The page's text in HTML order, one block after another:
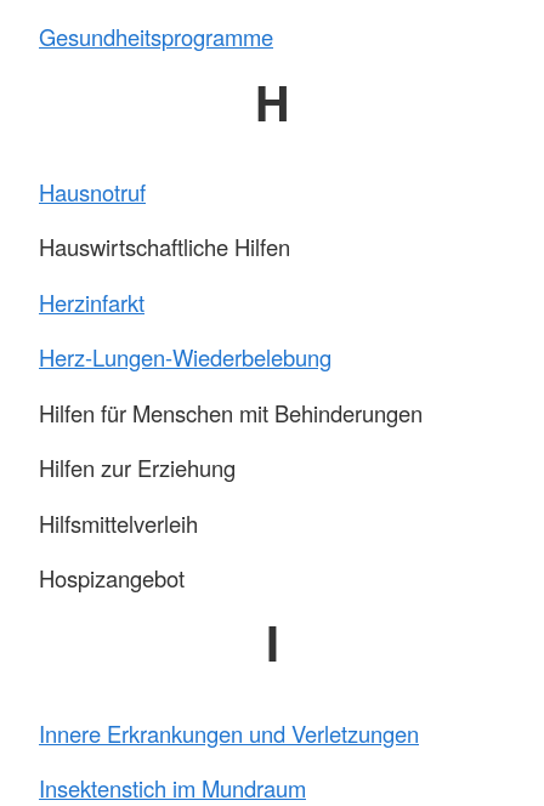
Gesundheitsprogramme
H
Hausnotruf
Hauswirtschaftliche Hilfen
Herzinfarkt
Herz-Lungen-Wiederbelebung
Hilfen für Menschen mit Behinderungen
Hilfen zur Erziehung
Hilfsmittelverleih
Hospizangebot
I
Innere Erkrankungen und Verletzungen
Insektenstich im Mundraum